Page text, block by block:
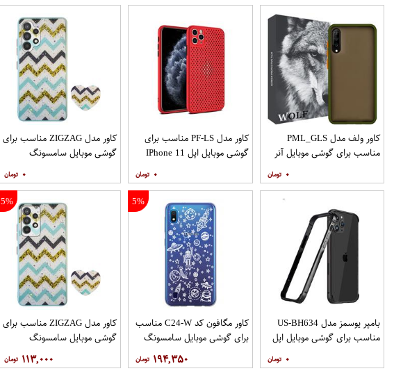
کاور ولف مدل PML_GLS
مناسب برای گوشی موبایل آنر
۰
کاور مدل PF-LS مناسب برای
گوشی موبایل اپل IPhone 11
۰
کاور مدل ZIGZAG مناسب برای
گوشی موبایل سامسونگ
نگهدارنده
۰
بامپر یوسمز مدل US-BH634
مناسب برای گوشی موبایل اپل
۰
5%
کاور مگافون کد C24-W مناسب
برای گوشی موبایل سامسونگ
۱۹۴,۳۵۰
5%
کاور مدل ZIGZAG مناسب برای
گوشی موبایل سامسونگ
Galaxy A72 به همراه پایه
نگهدارنده
۱۱۳,۰۰۰